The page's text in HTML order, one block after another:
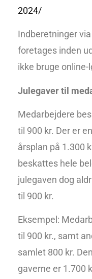
2024/
Indberetninger
foretages inden
ikke bruge online-
Julegaver til
Medarbejdere
til 900 kr. Der er
årsplan på 1.300
beskattes hele
julegaven dog
til 900 kr.
Eksempel:
til 900 kr., samt
samlet 800 kr.
gaverne er 1.700